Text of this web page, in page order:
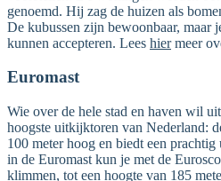
genoemd. Hij zag de huizen als
De kubussen zijn bewoonbaar, maar
kunnen accepteren. Lees hiermeer
Euromast
Wie over de hele stad en haven wil
hoogste uitkijktoren van Nederland:
100 meter hoog en biedt een
in de Euromast kun je met de
klimmen, tot een hoogte van 185